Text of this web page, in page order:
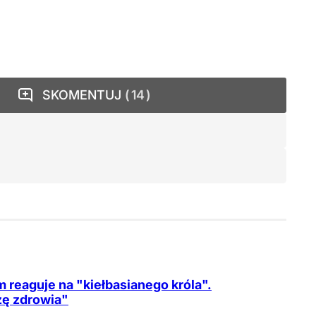
SKOMENTUJ 14
reaguje na "kiełbasianego króla".
zdrowia"